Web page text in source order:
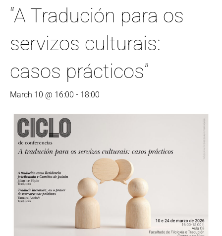
“A Tradución para os
servizos culturais:
casos prácticos”
March 10 @ 16:00 - 18:00